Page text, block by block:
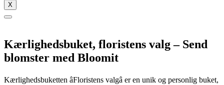
X
Kærlighedsbuket, floristens valg – Send
blomster med Bloomit
Kærlighedsbuketten âFloristens valgâ er en unik og personlig buket,